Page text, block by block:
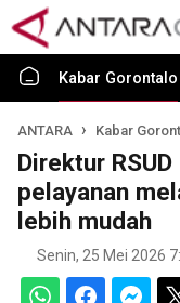
Kabar Gorontalo
ANTARA Kabar
Direktur
pelayanan
lebih mudah
Senin, 25 Mei 2026